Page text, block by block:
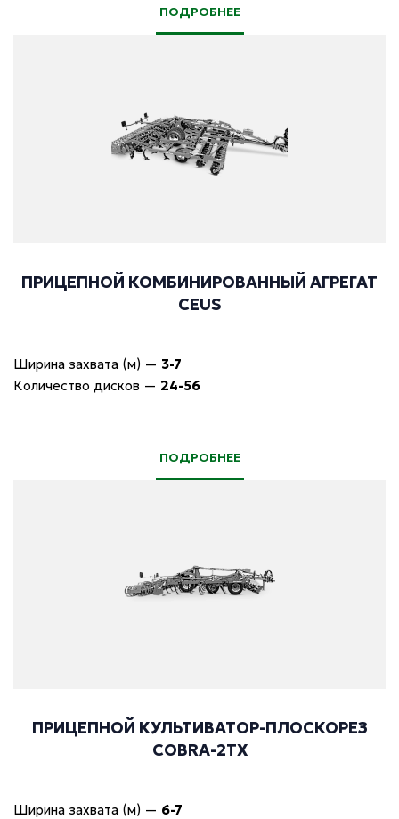
ПОДРОБНЕЕ
ПРИЦЕПНОЙ КОМБИНИРОВАННЫЙ АГРЕГАТ
CEUS
Ширина захвата (м) — 3-7
Количество дисков — 24-56
ПОДРОБНЕЕ
ПРИЦЕПНОЙ КУЛЬТИВАТОР-ПЛОСКОРЕЗ
COBRA-2TX
Ширина захвата (м) — 6-7